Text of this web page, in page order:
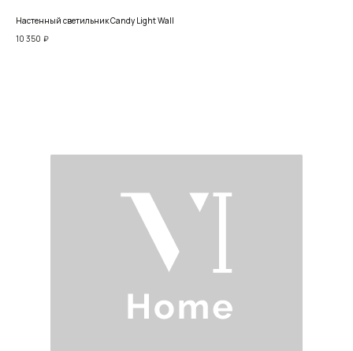
Настенный светильник Candy Light Wall
10 350 ₽